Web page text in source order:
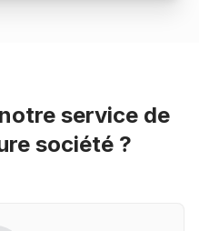
service de
société?